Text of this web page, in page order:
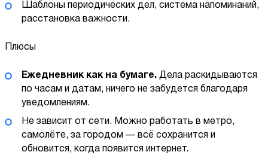
Шаблоны периодических дел, система напоминаний,
расстановка важности.
Плюсы
Ежедневник как на бумаге. Дела раскидываются
по часам и датам, ничего не забудется благодаря
уведомлениям.
Не зависит от сети. Можно работать в метро,
самолёте, за городом — всё сохранится и
обновится, когда появится интернет.